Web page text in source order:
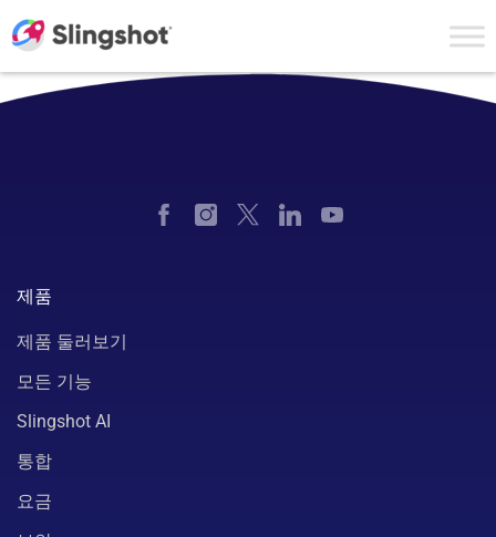
제품
제품 둘러보기
모든 기능
Slingshot AI
통합
요금